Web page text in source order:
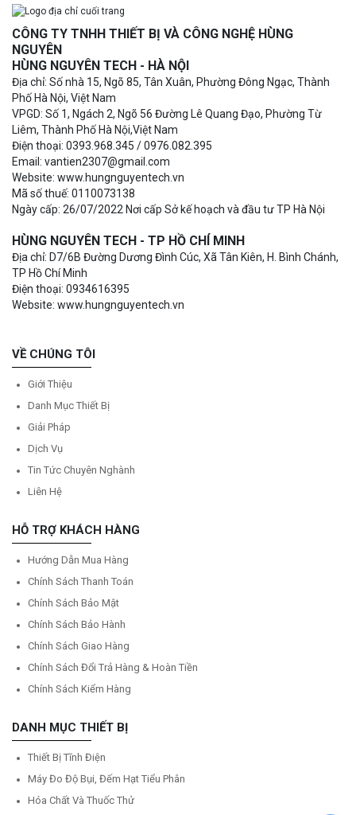
CÔNG TY TNHH THIẾT BỊ VÀ CÔNG NGHỆ HÙNG
NGUYÊN
HÙNG NGUYÊN TECH - HÀ NỘI
Địa chỉ: Số nhà 15, Ngõ 85, Tân Xuân, Phường Đông Ngạc, Thành
Phố Hà Nội, Việt Nam
VPGD: Số 1, Ngách 2, Ngõ 56 Đường Lê Quang Đạo, Phường Từ
Liêm, Thành Phố Hà Nội,Việt Nam
Điện thoại: 0393.968.345 / 0976.082.395
Email: vantien2307@gmail.com
Website: www.hungnguyentech.vn
Mã số thuế: 0110073138
Ngày cấp: 26/07/2022 Nơi cấp Sở kế hoạch và đầu tư TP Hà Nội
HÙNG NGUYÊN TECH - TP HỒ CHÍ MINH
Địa chỉ: D7/6B Đường Dương Đình Cúc, Xã Tân Kiên, H. Bình Chánh,
TP Hồ Chí Minh
Điện thoại: 0934616395
Website: www.hungnguyentech.vn
VỀ CHÚNG TÔI
Giới Thiệu
Danh Mục Thiết Bị
Giải Pháp
Dịch Vụ
Tin Tức Chuyên Nghành
Liên Hệ
HỖ TRỢ KHÁCH HÀNG
Hướng Dẫn Mua Hàng
Chính Sách Thanh Toán
Chính Sách Bảo Mật
Chính Sách Bảo Hành
Chính Sách Giao Hàng
Chính Sách Đổi Trả Hàng & Hoàn Tiền
Chính Sách Kiểm Hàng
DANH MỤC THIẾT BỊ
Thiết Bị Tĩnh Điện
Máy Đo Độ Bụi, Đếm Hạt Tiểu Phân
Hóa Chất Và Thuốc Thử